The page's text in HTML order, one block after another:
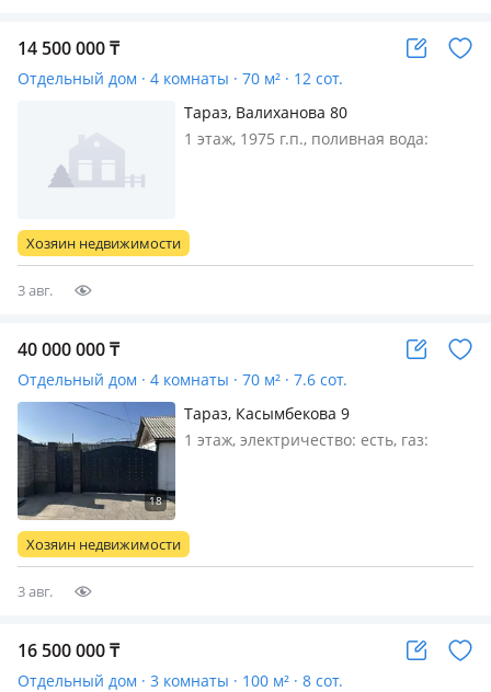
14 500 000₸
Отдельный дом · 4 комнаты · 70 м² · 12 сот.
Тараз, Валиханова 80
1 этаж, 1975 г.п., поливная вода:
два небольших дома на одном
участке 12 соток. (связи с
Хозяин недвижимости
3 авг.
40 000 000₸
Отдельный дом · 4 комнаты · 70 м² · 7.6 сот.
Тараз, Касымбекова 9
1 этаж, электричество: есть, газ:
комнатный дом: 3 спальни,
просторный зал и кухня. Расположен
Хозяин недвижимости
3 авг.
16 500 000₸
Отдельный дом · 3 комнаты · 100 м² · 8 сот.